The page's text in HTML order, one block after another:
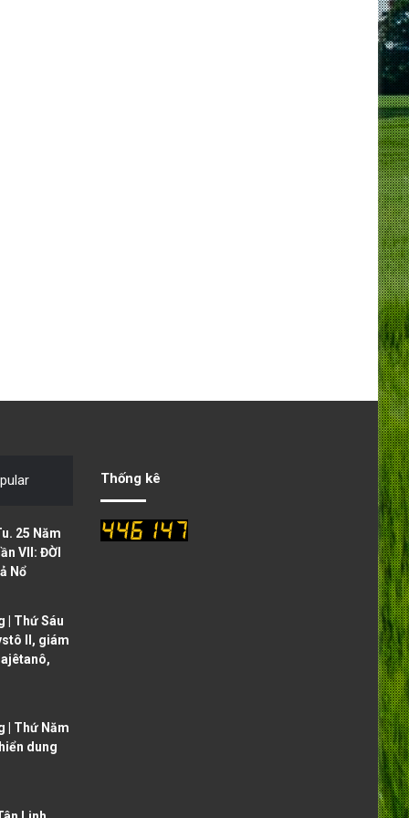
25 Năm
VII: ĐỜI
Nổ
| Thứ Sáu
II, giám
| Thứ Năm
dung
Thống kê